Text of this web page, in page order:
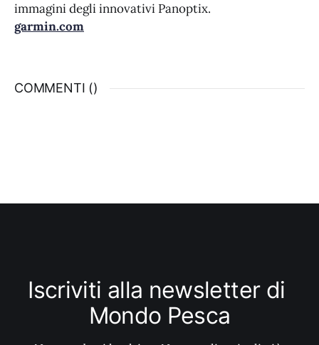
immagini degli innovativi Panoptix.
garmin.com
COMMENTI ()
Iscriviti alla newsletter di
Mondo Pesca